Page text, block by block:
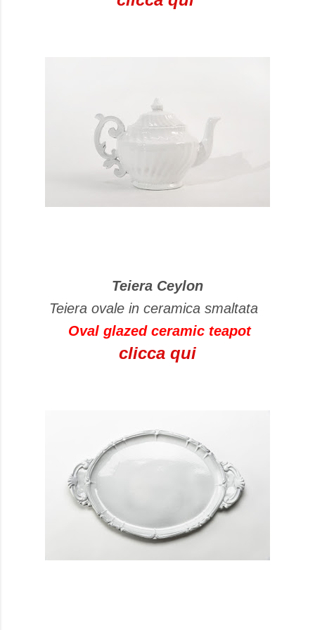
Teiera Ceylon
Teiera ovale in ceramica smaltata
Oval glazed ceramic teapot
clicca qui